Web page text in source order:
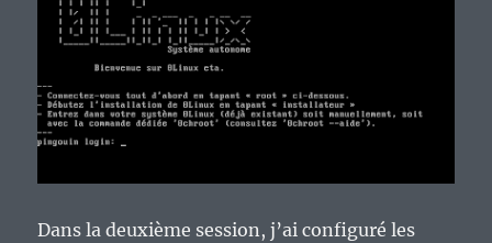
Dans la deuxième session, j’ai configuré les